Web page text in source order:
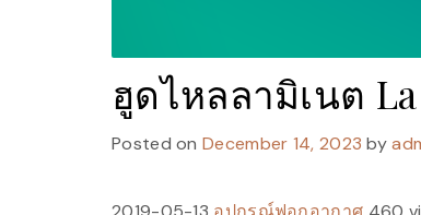
ฮูดไหลลามิเนต La
Posted onDecember 14, 2023 by